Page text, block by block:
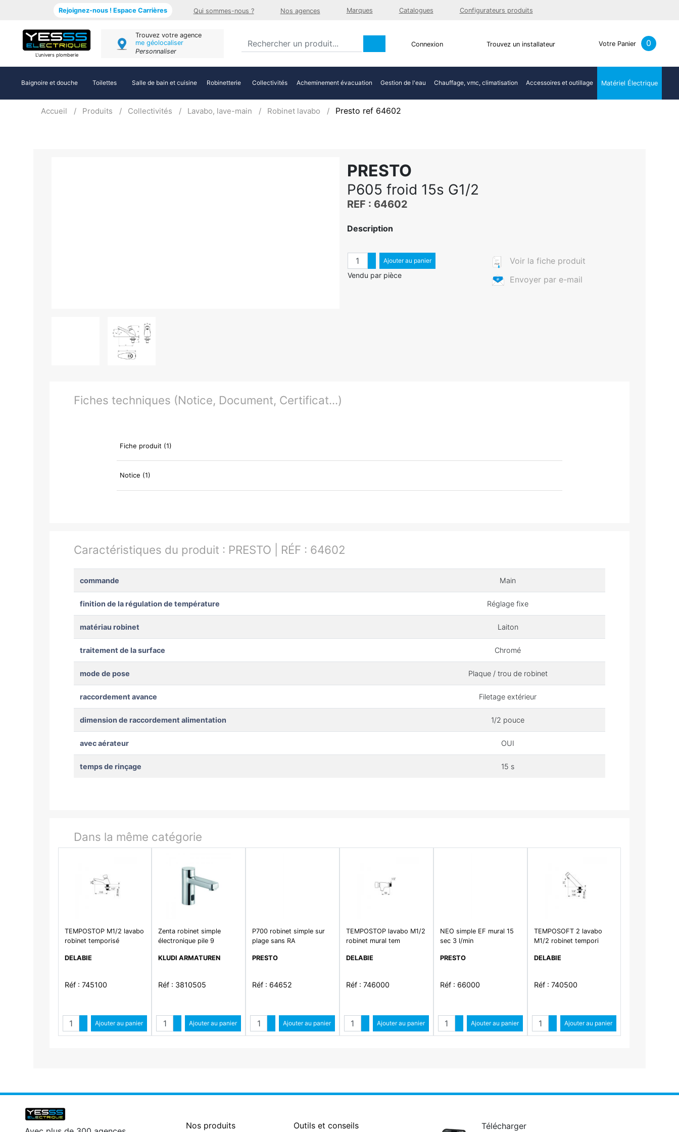
Rejoignez-nous ! Espace Carrières Qui sommes-nous ? Nos agences Marques Catalogues Configurateurs produits
L'univers plomberie
Trouvez votre agence
me géolocaliser
Personnaliser
Connexion Trouvez un installateur Votre Panier 0
Baignoire et douche Toilettes Salle de bain et cuisine Robinetterie Collectivités Acheminement évacuation Gestion de l'eau Chauffage, vmc, climatisation Accessoires et outillage Matériel Électrique
Accueil Produits Collectivités Lavabo, lave-main Robinet lavabo Presto ref 64602
PRESTO
P605 froid 15s G1/2
REF : 64602
Description
QuantitéAugmenter quantité
Diminuer quantité
Ajouter au panier
Vendu par pièce
Voir la fiche produit
Envoyer par e-mail
Fiches techniques (Notice, Document, Certificat...)
Fiche produit (1)
Notice (1)
Caractéristiques du produit : PRESTO | RÉF : 64602
commande Main
finition de la régulation de température Réglage fixe
matériau robinet Laiton
traitement de la surface Chromé
mode de pose Plaque / trou de robinet
raccordement avance Filetage extérieur
dimension de raccordement alimentation 1/2 pouce
avec aérateur OUI
temps de rinçage 15 s
Dans la même catégorie
TEMPOSTOP M1/2 lavabo
robinet temporisé
DELABIE
Réf : 745100
QuantitéAugmenter quantité
Diminuer quantité
Ajouter au panier
Zenta robinet simple
électronique pile 9
KLUDI ARMATUREN
Réf : 3810505
QuantitéAugmenter quantité
Diminuer quantité
Ajouter au panier
P700 robinet simple sur
plage sans RA
PRESTO
Réf : 64652
QuantitéAugmenter quantité
Diminuer quantité
Ajouter au panier
TEMPOSTOP lavabo M1/2
robinet mural tem
DELABIE
Réf : 746000
QuantitéAugmenter quantité
Diminuer quantité
Ajouter au panier
NEO simple EF mural 15
sec 3 l/min
PRESTO
Réf : 66000
QuantitéAugmenter quantité
Diminuer quantité
Ajouter au panier
TEMPOSOFT 2 lavabo
M1/2 robinet tempori
DELABIE
Réf : 740500
QuantitéAugmenter quantité
Diminuer quantité
Ajouter au panier
Nos produits Outils et conseils Télécharger